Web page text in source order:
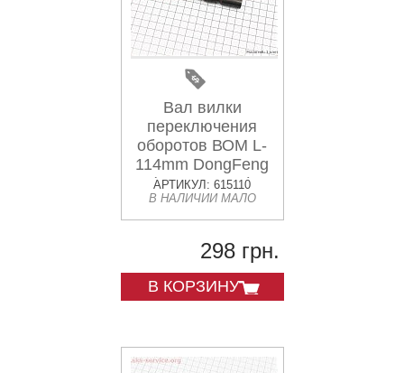
Вал вилки
переключения
оборотов ВОМ L-
114mm DongFeng
(300.41B.111)
АРТИКУЛ: 615110
В НАЛИЧИИ МАЛО
298 грн.
В КОРЗИНУ